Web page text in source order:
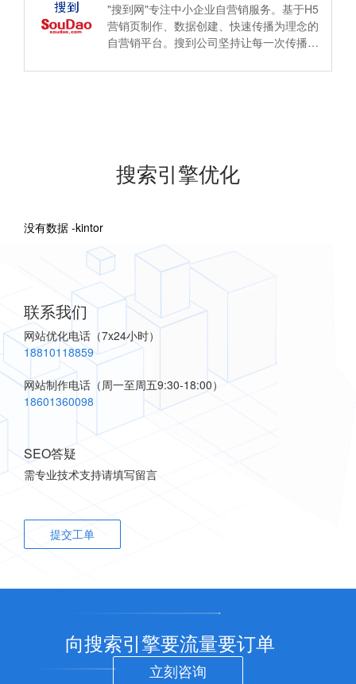
"搜到网"专注中小企业自营销服务。基于H5
营销页制作、数据创建、快速传播为理念的
自营销平台。搜到公司坚持让每一次传播都
建立长期联系。
搜索引擎优化
没有数据 -kintor
联系我们
网站优化电话 （7x24小时）
18810118859
网站制作电话 （周一至周五9:30-18:00）
18601360098
SEO答疑
需专业技术支持请填写留言
提交工单
向搜索引擎要流量要订单
立刻咨询